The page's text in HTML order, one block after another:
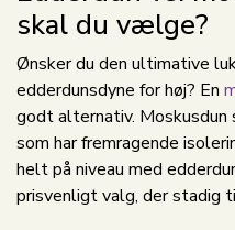
skal du vælge?
Ønsker du den ultimative
edderdunsdyne for høj? En
godt alternativ.
som har fremragende
helt på niveau med
prisvenligt valg, der stadig